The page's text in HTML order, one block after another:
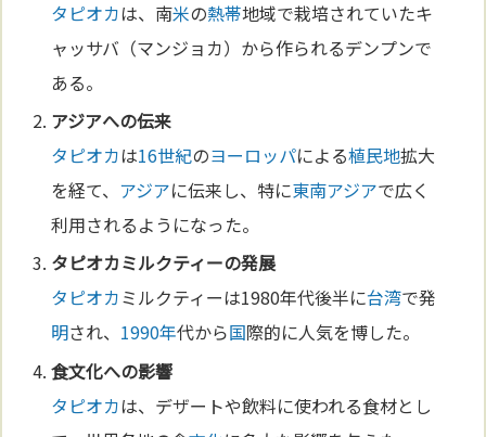
タピオカは、南米の熱帯地域で栽培されていたキ
ャッサバ（マンジョカ）から作られるデンプンで
ある。
アジアへの伝来
タピオカは16世紀のヨーロッパによる植民地拡大
を経て、 アジアに伝来し、特に東南アジアで広く
利用されるようになった。
タピオカミルクティーの発展
タピオカミルクティーは1980年代後半に台湾で発
明され、 1990年代から国際的に人気を博した。
食文化への影響
タピオカは、デザートや飲料に使われる食材とし